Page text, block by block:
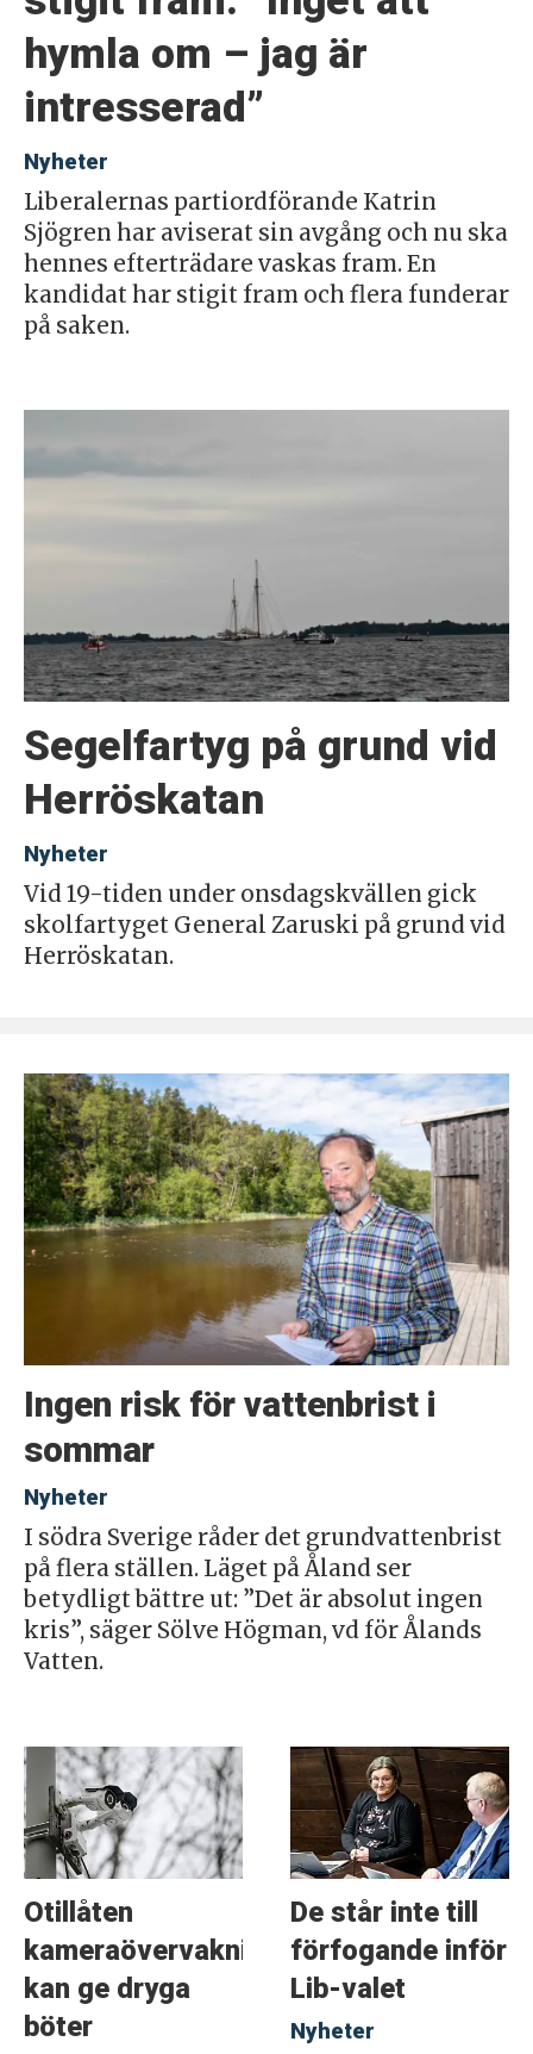
hymla om – jag är
intresserad”
Nyheter
Liberalernas partiordförande Katrin
Sjögren har aviserat sin avgång och nu ska
hennes efterträdare vaskas fram. En
kandidat har stigit fram och flera funderar
på saken.
Segelfartyg på grund vid
Herröskatan
Nyheter
Vid 19-tiden under onsdagskvällen gick
skolfartyget General Zaruski på grund vid
Herröskatan.
Ingen risk för vattenbrist i
sommar
Nyheter
I södra Sverige råder det grundvattenbrist
på flera ställen. Läget på Åland ser
betydligt bättre ut: ”Det är absolut ingen
kris”, säger Sölve Högman, vd för Ålands
Vatten.
Otillåten
kameraövervakning
kan ge dryga
böter
De står inte till
förfogande inför
Lib-valet
Nyheter